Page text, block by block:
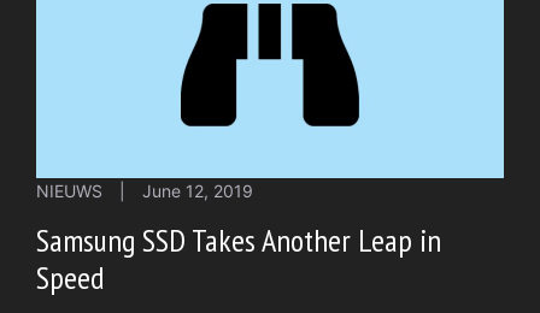
NIEUWS June 12, 2019
Samsung SSD Takes Another Leap in
Speed